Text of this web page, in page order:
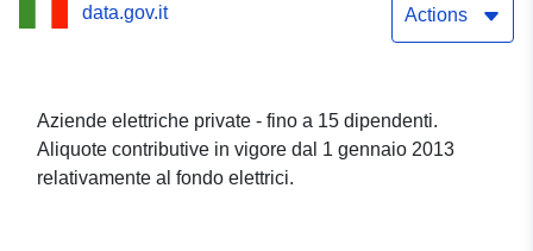
data.gov.it Actions
Aziende elettriche private - fino a 15 dipendenti.
Aliquote contributive in vigore dal 1 gennaio 2013
relativamente al fondo elettrici.